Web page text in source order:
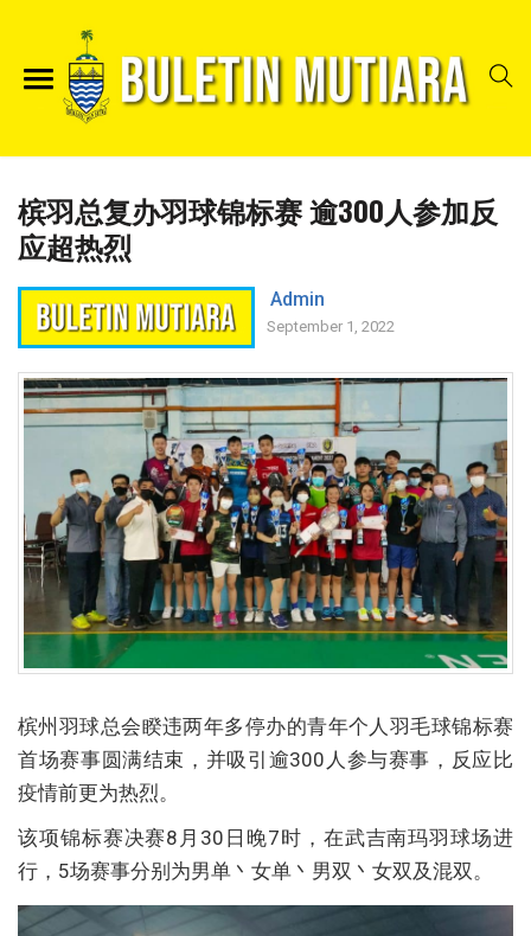
槟羽总复办羽球锦标赛 逾300人参加反
应超热烈
Admin
September 1, 2022
槟州羽球总会睽违两年多停办的青年个人羽毛球锦标赛
首场赛事圆满结束，并吸引逾300人参与赛事，反应比
疫情前更为热烈。
该项锦标赛决赛8月30日晚7时，在武吉南玛羽球场进
行，5场赛事分别为男单丶女单丶男双丶女双及混双。